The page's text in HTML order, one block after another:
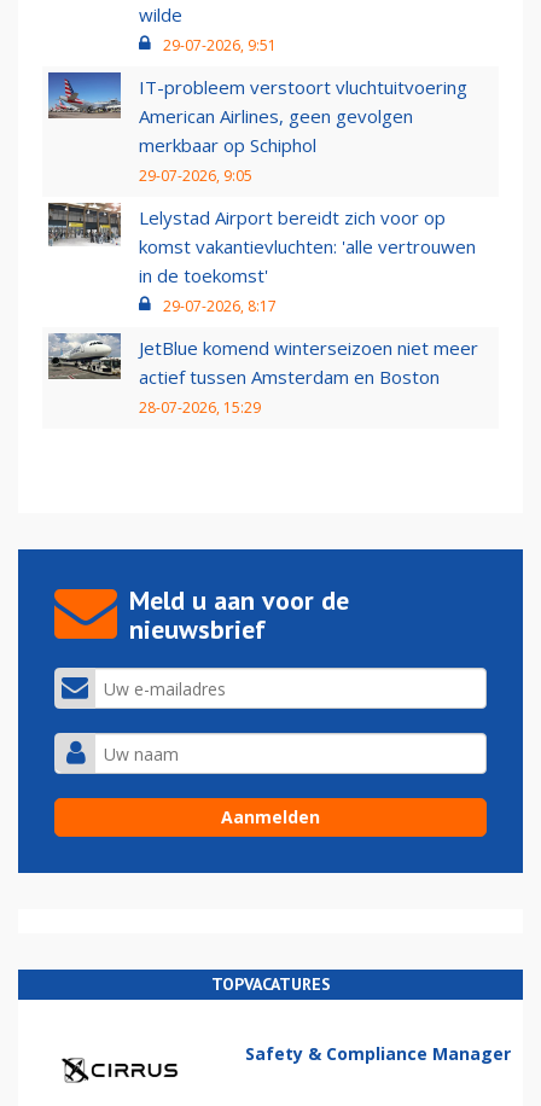
wilde
29-07-2026, 9:51
IT-probleem verstoort vluchtuitvoering
American Airlines, geen gevolgen
merkbaar op Schiphol
29-07-2026, 9:05
Lelystad Airport bereidt zich voor op
komst vakantievluchten: 'alle vertrouwen
in de toekomst'
29-07-2026, 8:17
JetBlue komend winterseizoen niet meer
actief tussen Amsterdam en Boston
28-07-2026, 15:29
Meld u aan voor de
nieuwsbrief
TOPVACATURES
Safety & Compliance Manager